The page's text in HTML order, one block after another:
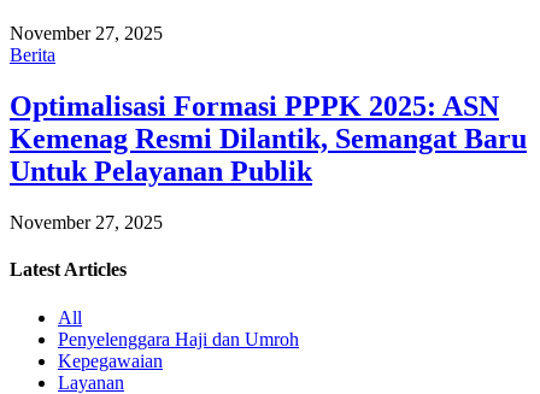
November 27, 2025
Berita
Optimalisasi Formasi PPPK 2025: ASN
Kemenag Resmi Dilantik, Semangat Baru
Untuk Pelayanan Publik
November 27, 2025
Latest Articles
All
Penyelenggara Haji dan Umroh
Kepegawaian
Layanan